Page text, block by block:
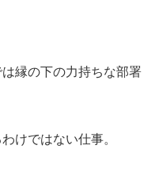
縁の下の力持ちな部署
けではない仕事。